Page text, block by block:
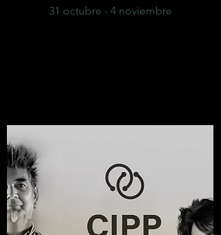
31 octubre - 4 noviembre